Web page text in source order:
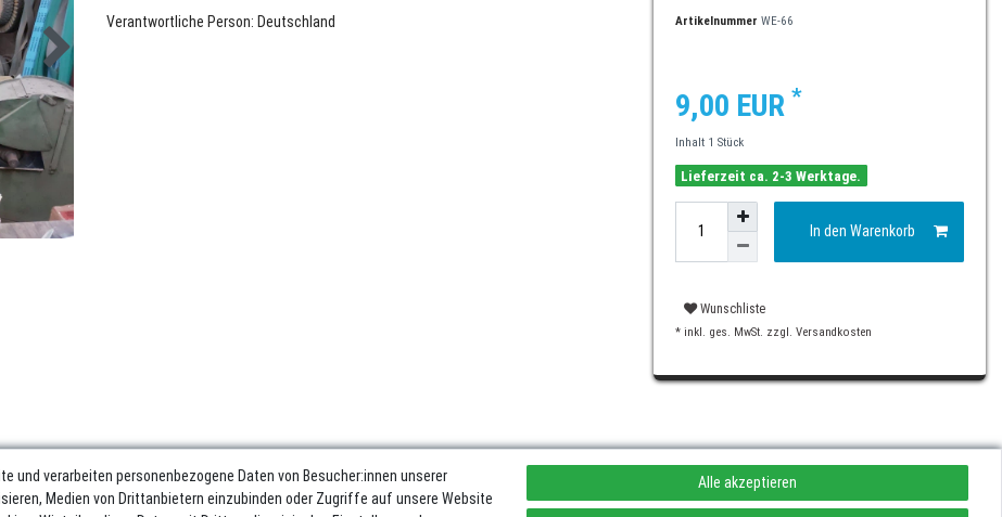
Verantwortliche Person: Deutschland Artikelnummer WE-66
9,00 EUR *
Inhalt 1 Stück
Lieferzeit ca. 2-3 Werktage.
In den Warenkorb
Wunschliste
* inkl. ges. MwSt. zzgl. Versandkosten
und verarbeiten personenbezogene Daten von Besucher:innen unserer
Medien von Drittanbietern einzubinden oder Zugriffe auf unsere Website
Alle akzeptieren